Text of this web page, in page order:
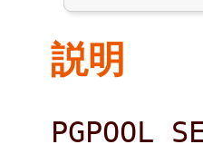
説明
PGPOOL